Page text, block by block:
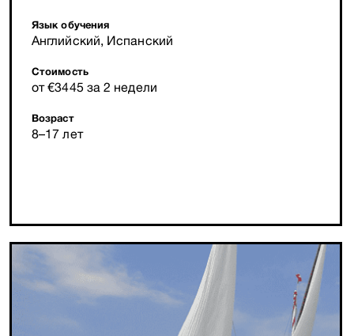
Язык обучения
Английский, Испанский
Стоимость
от €3445 за 2 недели
Возраст
8–17 лет